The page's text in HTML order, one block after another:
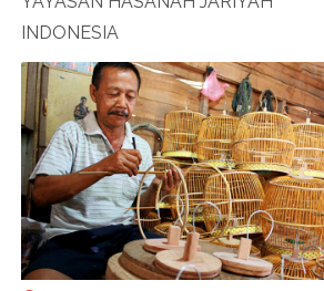
INDONESIA